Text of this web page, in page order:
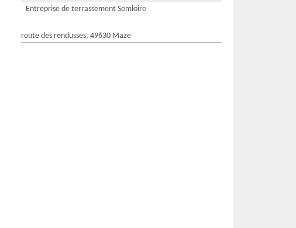
Entreprise de terrassement Somloire
route des rendusses, 49630 Maze